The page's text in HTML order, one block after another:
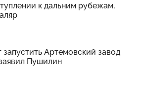
к дальним рубежам,
Артемовский завод
Пушилин